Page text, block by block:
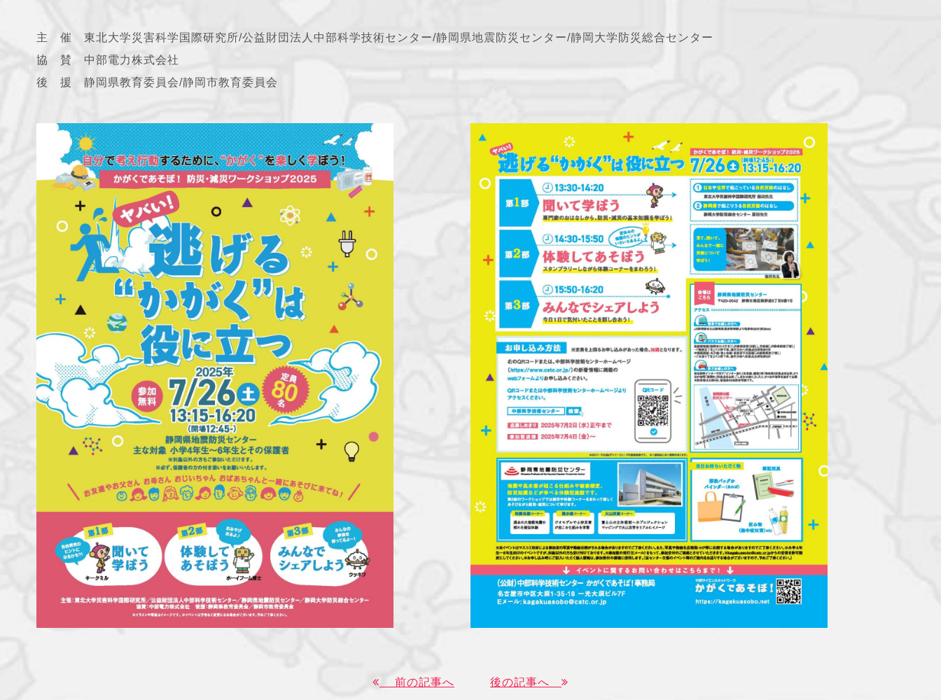
主 催 東北大学災害科学国際研究所/公益財団法人中部科学技術センター/静岡県地震防災センター/静岡大学防災総合センター
協 賛 中部電力株式会社
後 援 静岡県教育委員会/静岡市教育委員会
前の記事へ 後の記事へ